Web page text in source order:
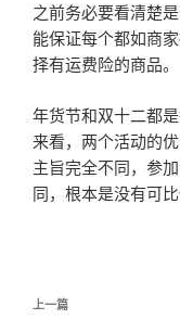
之前务必要看清楚
能保证每个都如商
择有运费险的商品。
年货节和双十二都
来看，两个活动的
主旨完全不同，参
同，根本是没有可比
文
上
上一篇